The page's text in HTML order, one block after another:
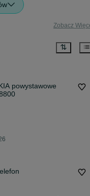
Zobacz
powystawowe